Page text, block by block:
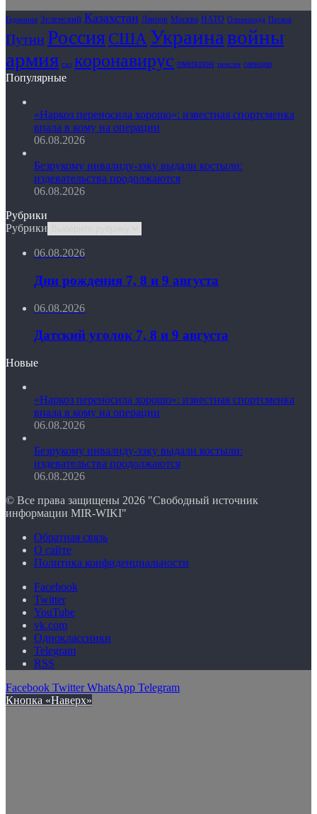
Германия Зеленский Казахстан Лавров Москва НАТО Олимпиада Песков
Путин РоссияСШАУкраинавойны
армия газ коронавирус омикрон пенсия санкции
Популярные
«Наркоз переносила хорошо»: известная спортсменка
впала в кому на операции
06.08.2026
Безрукому инвалиду-зэку выдали костыли:
издевательства продолжаются
06.08.2026
Рубрики
Рубрики
06.08.2026
Дни рождения 7, 8 и 9 августа
06.08.2026
Датский уголок 7, 8 и 9 августа
Новые
«Наркоз переносила хорошо»: известная спортсменка
впала в кому на операции
06.08.2026
Безрукому инвалиду-зэку выдали костыли:
издевательства продолжаются
06.08.2026
© Все права защищены 2026 "Свободный источник
информации MIR-WIKI"
Обратная связь
О сайте
Политика конфиденциальности
Facebook
Twitter
YouTube
vk.com
Одноклассники
Telegram
RSS
Facebook Twitter WhatsApp Telegram
Кнопка «Наверх»